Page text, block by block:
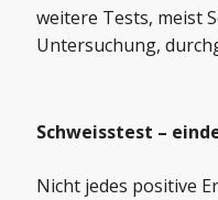
weitere Tests, meist
Untersuchung,
Schweisstest –
Nicht jedes positive